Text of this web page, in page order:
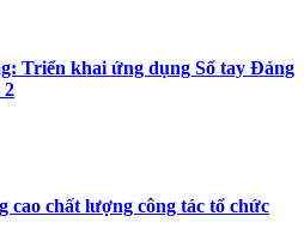
Triển khai ứng dụng Sổ tay Đảng
2
cao chất lượng công tác tổ chức